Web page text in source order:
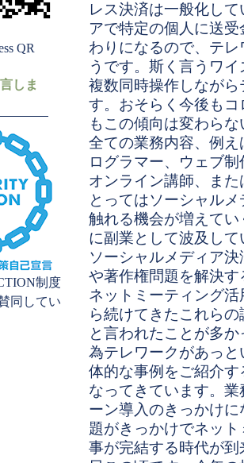
レス決済は一般化し
アで特定の個人に送
わりになるので、テ
うです。斯く言うワ
複数同時操作しなが
す。おそらく今後も
もこの傾向は変わら
全ての業務内容、例
ログラマー、ウェブ
オンライン講師、ま
とってはソーシャル
触れる機会が増えて
に副業として波及し
ソーシャルメディア
や著作権問題を解決
ネットミーティング
ら続けてきたこれら
と言われたことが多
為テレワークがあっ
体的な事例をご紹介
なってきています。
ーン導入のきっかけ
題がきっかけでネッ
事が完結する時代が
QR
しま
制度
同してい